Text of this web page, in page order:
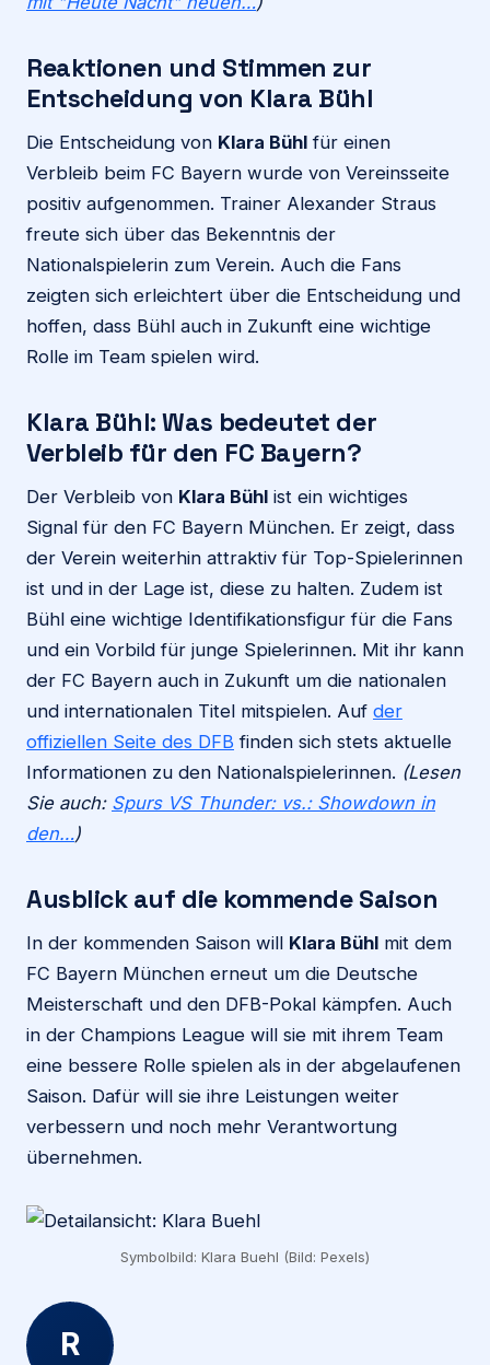
Reaktionen und Stimmen zur
Entscheidung von Klara Bühl
Die Entscheidung von Klara Bühl für einen
Verbleib beim FC Bayern wurde von Vereinsseite
positiv aufgenommen. Trainer Alexander Straus
freute sich über das Bekenntnis der
Nationalspielerin zum Verein. Auch die Fans
zeigten sich erleichtert über die Entscheidung und
hoffen, dass Bühl auch in Zukunft eine wichtige
Rolle im Team spielen wird.
Klara Bühl: Was bedeutet der
Verbleib für den FC Bayern?
Der Verbleib von Klara Bühl ist ein wichtiges
Signal für den FC Bayern München. Er zeigt, dass
der Verein weiterhin attraktiv für Top-Spielerinnen
ist und in der Lage ist, diese zu halten. Zudem ist
Bühl eine wichtige Identifikationsfigur für die Fans
und ein Vorbild für junge Spielerinnen. Mit ihr kann
der FC Bayern auch in Zukunft um die nationalen
und internationalen Titel mitspielen. Auf der
offiziellen Seite des DFB finden sich stets aktuelle
Informationen zu den Nationalspielerinnen. (Lesen
Sie auch: Spurs VS Thunder: vs.: Showdown in
den…)
Ausblick auf die kommende Saison
In der kommenden Saison will Klara Bühl mit dem
FC Bayern München erneut um die Deutsche
Meisterschaft und den DFB-Pokal kämpfen. Auch
in der Champions League will sie mit ihrem Team
eine bessere Rolle spielen als in der abgelaufenen
Saison. Dafür will sie ihre Leistungen weiter
verbessern und noch mehr Verantwortung
übernehmen.
Symbolbild: Klara Buehl (Bild: Pexels)
R